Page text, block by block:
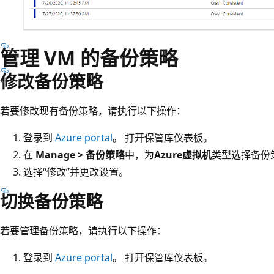
管理 VM 的备份策略
修改备份策略
若要修改现有备份策略，请执行以下操作：
登录到 Azure portal。 打开保管库仪表板。
在 Manage > 备份策略中，为Azure虚拟机类型选择备份
选择“修改”并更改设置。
切换备份策略
若要管理备份策略，请执行以下操作：
登录到 Azure portal。 打开保管库仪表板。